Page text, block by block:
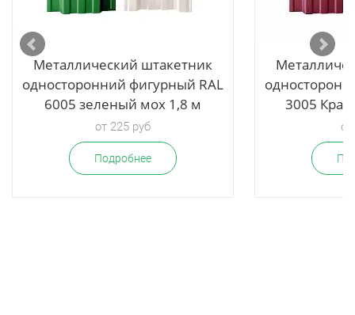
Металлический штакетник
односторонний фигурный RAL
6005 зеленый мох 1,8 м
от 225 руб
Подробнее
3005